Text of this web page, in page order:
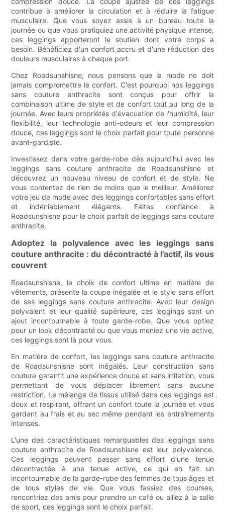
contribue à améliorer la circulation et à réduire la fatigue
musculaire. Que vous soyez assis à un bureau toute la
journée ou que vous pratiquiez une activité physique intense,
ces leggings apporteront le soutien dont votre corps a
besoin. Bénéficiez d'un confort accru et d'une réduction des
douleurs musculaires à chaque port.
Chez Roadsunshisne, nous pensons que la mode ne doit
jamais compromettre le confort. C'est pourquoi nos leggings
sans couture anthracite sont conçus pour offrir la
combinaison ultime de style et de confort tout au long de la
journée. Avec leurs propriétés d'évacuation de l'humidité, leur
flexibilité, leur technologie anti-odeurs et leur compression
douce, ces leggings sont le choix parfait pour toute personne
avant-gardiste.
Investissez dans votre garde-robe dès aujourd'hui avec les
leggings sans couture anthracite de Roadsunshisne et
découvrez un nouveau niveau de confort et de style. Ne
vous contentez de rien de moins que le meilleur. Améliorez
votre jeu de mode avec des leggings confortables sans effort
et indéniablement élégants. Faites confiance à
Roadsunshisne pour le choix parfait de leggings sans couture
anthracite.
Adoptez la polyvalence avec les leggings sans
couture anthracite : du décontracté à l'actif, ils vous
couvrent
Roadsunshisne, le choix de confort ultime en matière de
vêtements, présente la coupe inégalée et le style sans effort
de ses leggings sans couture anthracite. Avec leur design
polyvalent et leur qualité supérieure, ces leggings sont un
ajout incontournable à toute garde-robe. Que vous optiez
pour un look décontracté ou que vous meniez une vie active,
ces leggings sont là pour vous.
En matière de confort, les leggings sans couture anthracite
de Roadsunshisne sont inégalés. Leur construction sans
couture garantit une expérience douce et sans irritation, vous
permettant de vous déplacer librement sans aucune
restriction. Le mélange de tissus utilisé dans ces leggings est
doux et respirant, offrant un confort toute la journée et vous
gardant au frais et au sec même pendant les entraînements
intenses.
L'une des caractéristiques remarquables des leggings sans
couture anthracite de Roadsunshisne est leur polyvalence.
Ces leggings peuvent passer sans effort d'une tenue
décontractée à une tenue active, ce qui en fait un
incontournable de la garde-robe des femmes de tous âges et
de tous styles de vie. Que vous fassiez des courses,
rencontriez des amis pour prendre un café ou alliez à la salle
de sport, ces leggings sont le choix parfait.